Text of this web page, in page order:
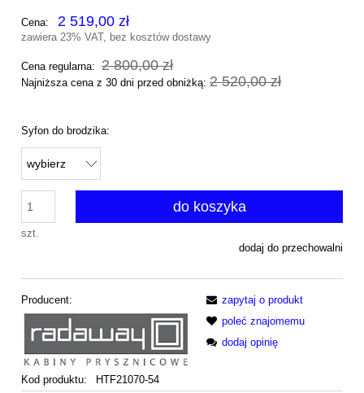
Cena: 2 519,00 zł
zawiera 23% VAT, bez kosztów dostawy
Cena regularna: 2 800,00 zł
Najniższa cena z 30 dni przed obniżką: 2 520,00 zł
Syfon do brodzika:
szt.
do koszyka
dodaj do przechowalni
Producent:
Kod produktu: HTF21070-54
zapytaj o produkt
poleć znajomemu
dodaj opinię